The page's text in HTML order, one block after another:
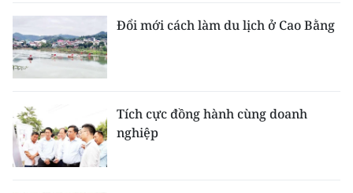
Đổi mới cách làm du lịch ở Cao Bằng
Tích cực đồng hành cùng doanh
nghiệp